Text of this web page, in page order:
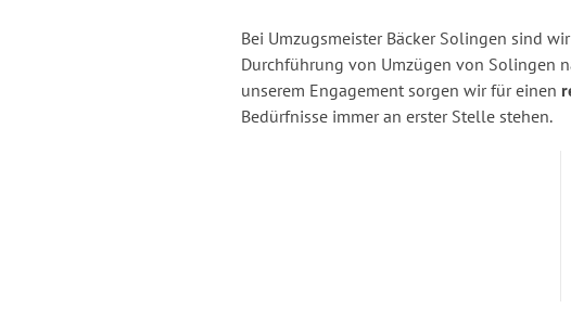
Bei Umzugsmeister Bäcker Solingen sind
Durchführung von Umzügen von Solingen
unserem Engagement sorgen wir für einen
Bedürfnisse immer an erster Stelle stehen.